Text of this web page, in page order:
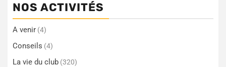
NOS ACTIVITÉS
A venir (4)
Conseils (4)
La vie du club (320)